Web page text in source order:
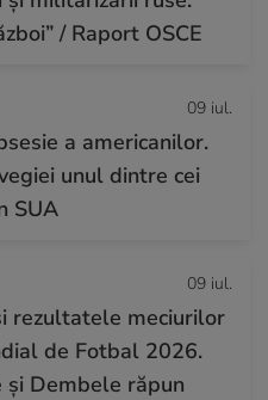
/ Raport OSCE
09 iul.
a americanilor.
unul dintre cei
SUA
09 iul.
rezultatele meciurilor
de Fotbal 2026.
și Dembele răpun